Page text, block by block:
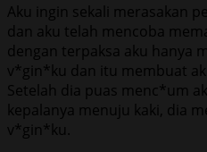
Aku ingin sekali merasakan
dan aku telah mencoba
dengan terpaksa aku hanya
v*gin*ku dan itu membuat
Setelah dia puas menc*um
kepalanya menuju kaki, dia
v*gin*ku.